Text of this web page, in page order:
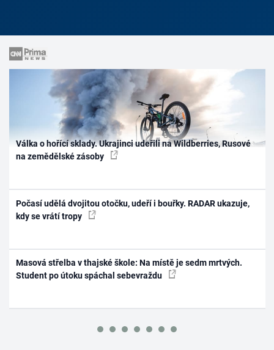
Válka o hořící sklady. Ukrajinci udeřili na Wildberries, Rusové
na zemědělské zásoby
Počasí udělá dvojitou otočku, udeří i bouřky. RADAR ukazuje,
kdy se vrátí tropy
Masová střelba v thajské škole: Na místě je sedm mrtvých.
Student po útoku spáchal sebevraždu